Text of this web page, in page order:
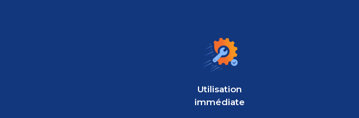
Utilisation
immédiate